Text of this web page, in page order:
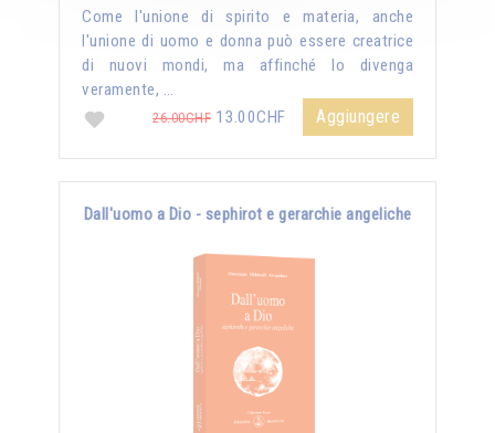
Come l'unione di spirito e materia, anche
l'unione di uomo e donna può essere creatrice
di nuovi mondi, ma affinché lo divenga
veramente, …
26.00CHF 13.00CHF Aggiungere
Dall'uomo a Dio - sephirot e gerarchie angeliche